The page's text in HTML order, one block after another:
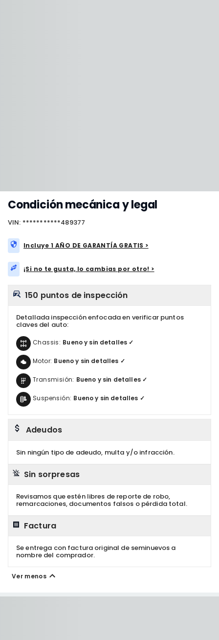
Condición mecánica y legal
VIN: ***********489377
Incluye 1 AÑO DE GARANTÍA GRATIS >
¡Si no te gusta, lo cambias por otro! >
150 puntos de inspección
Detallada inspección enfocada en verificar puntos
claves del auto:
Chassis: Bueno y sin detalles ✓
Motor: Bueno y sin detalles ✓
Transmisión: Bueno y sin detalles ✓
Suspensión: Bueno y sin detalles ✓
Adeudos
Sin ningún tipo de adeudo, multa y/o infracción.
Sin sorpresas
Revisamos que estén libres de reporte de robo,
remarcaciones, documentos falsos o pérdida total.
Factura
Se entrega con factura original de seminuevos a
nombre del comprador.
Ver menos